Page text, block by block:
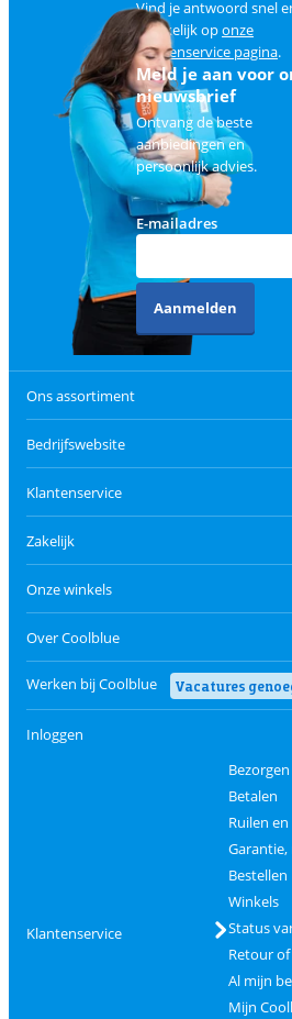
Vind je antwoord snel
makkelijk oponze
klantenservice pagina.
Meld je aan voor
nieuwsbrief
Ontvang de beste
aanbiedingen en
persoonlijk advies.
E-mailadres
Aanmelden
Ons assortiment
Bedrijfswebsite
Klantenservice
Zakelijk
Onze winkels
Over Coolblue
Werken bij Coolblue Vacatures
Inloggen
Klantenservice
Betalen
Ruilen
Bestellen
Winkels
Status
Retour
Al mijn
Mijn